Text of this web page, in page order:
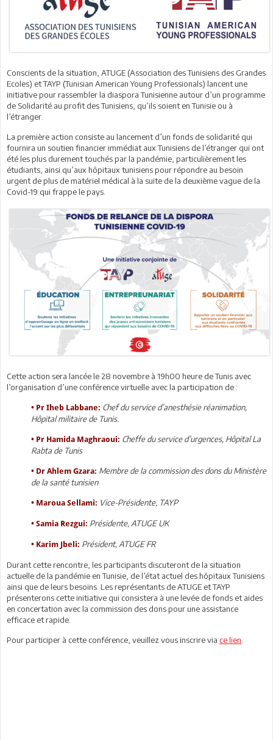
Conscients de la situation, ATUGE (Association des Tunisiens des Grandes
Ecoles) et TAYP (Tunisian American Young Professionals) lancent une
initiative pour rassembler la diaspora Tunisienne autour d’un programme
de Solidarité au profit des Tunisiens, qu’ils soient en Tunisie ou à
l’étranger.
La première action consiste au lancement d’un fonds de solidarité qui
fournira un soutien financier immédiat aux Tunisiens de l’étranger qui ont
été les plus durement touchés par la pandémie, particulièrement les
étudiants, ainsi qu’aux hôpitaux tunisiens pour répondre au besoin
urgent de plus de matériel médical à la suite de la deuxième vague de la
Covid-19 qui frappe le pays.
Cette action sera lancée le 28 novembre à 19h00 heure de Tunis avec
l’organisation d’une conférence virtuelle avec la participation de :
• Pr Iheb Labbane: Chef du service d’anesthésie réanimation,
Hôpital militaire de Tunis.
• Pr Hamida Maghraoui: Cheffe du service d’urgences, Hôpital La
Rabta de Tunis
• Dr Ahlem Gzara: Membre de la commission des dons du Ministère
de la santé tunisien
• Maroua Sellami: Vice-Présidente, TAYP
• Samia Rezgui: Présidente, ATUGE UK
• Karim Jbeli: Président, ATUGE FR
Durant cette rencontre, les participants discuteront de la situation
actuelle de la pandémie en Tunisie, de l’état actuel des hôpitaux Tunisiens
ainsi que de leurs besoins. Les représentants de ATUGE et TAYP
présenterons cette initiative qui consistera à une levée de fonds et aides
en concertation avec la commission des dons pour une assistance
efficace et rapide.
Pour participer à cette conférence, veuillez vous inscrire via ce lien